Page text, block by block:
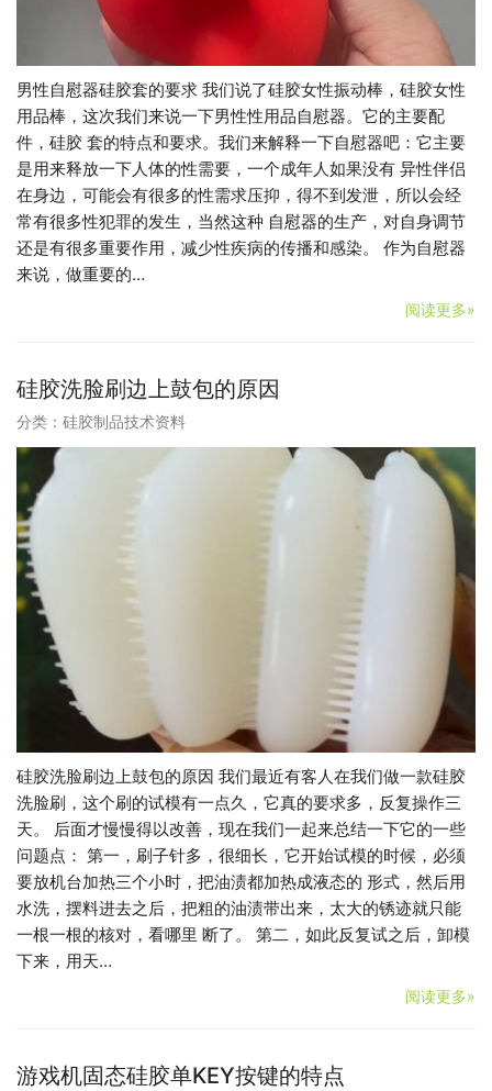
男性自慰器硅胶套的要求 我们说了硅胶女性振动棒，硅胶女性
用品棒，这次我们来说一下男性性用品自慰器。它的主要配
件，硅胶 套的特点和要求。我们来解释一下自慰器吧：它主要
是用来释放一下人体的性需要，一个成年人如果没有 异性伴侣
在身边，可能会有很多的性需求压抑，得不到发泄，所以会经
常有很多性犯罪的发生，当然这种 自慰器的生产，对自身调节
还是有很多重要作用，减少性疾病的传播和感染。 作为自慰器
来说，做重要的…
阅读更多»
硅胶洗脸刷边上鼓包的原因
分类： 硅胶制品技术资料
硅胶洗脸刷边上鼓包的原因 我们最近有客人在我们做一款硅胶
洗脸刷，这个刷的试模有一点久，它真的要求多，反复操作三
天。 后面才慢慢得以改善，现在我们一起来总结一下它的一些
问题点： 第一，刷子针多，很细长，它开始试模的时候，必须
要放机台加热三个小时，把油渍都加热成液态的 形式，然后用
水洗，摆料进去之后，把粗的油渍带出来，太大的锈迹就只能
一根一根的核对，看哪里 断了。 第二，如此反复试之后，卸模
下来，用天…
阅读更多»
游戏机固态硅胶单KEY按键的特点